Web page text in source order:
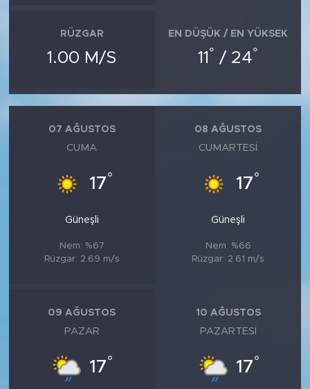
RÜZGAR
1.00 M/S
EN DÜŞÜK / EN YÜKSEK
11 ° / 24°
07 AĞUSTOS
CUMA
17°
Güneşli
Nem: %67
Rüzgar: 2.69 m/s
08 AĞUSTOS
CUMARTESI
17°
Güneşli
Nem: %66
Rüzgar: 2.61 m/s
09 AĞUSTOS
PAZAR
17°
10 AĞUSTOS
PAZARTESI
17°